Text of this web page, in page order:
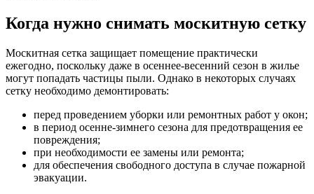
Когда нужно снимать москитную сетку
Москитная сетка защищает помещение практически
ежегодно, поскольку даже в осеннее-весенний сезон в жилье
могут попадать частицы пыли. Однако в некоторых случаях
сетку необходимо демонтировать:
перед проведением уборки или ремонтных работ у окон;
в период осенне-зимнего сезона для предотвращения ее
повреждения;
при необходимости ее замены или ремонта;
для обеспечения свободного доступа в случае пожарной
эвакуации.